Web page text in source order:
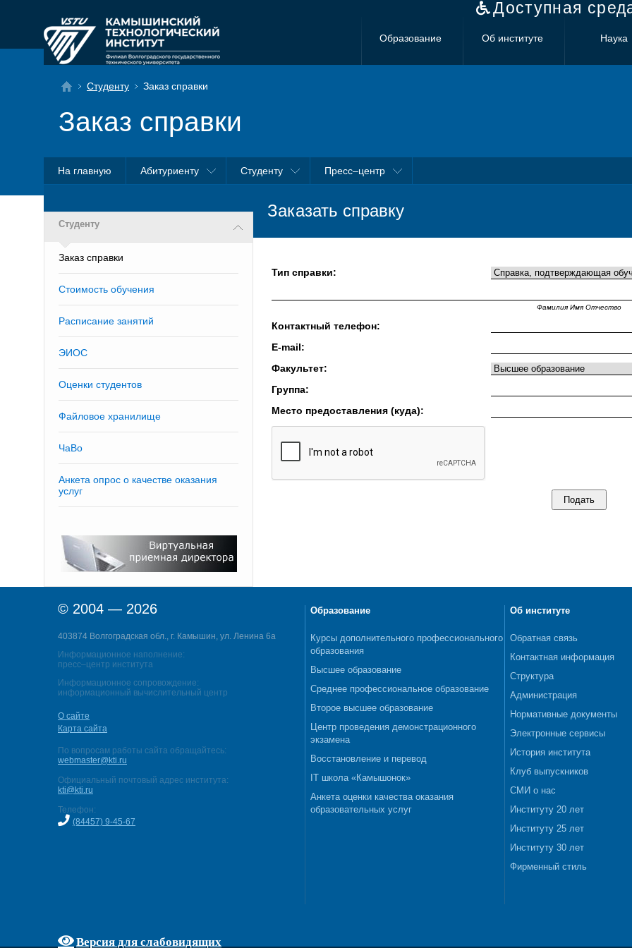
Доступная
Образование Об институте Наука
Студенту Заказ справки
Заказ справки
На главную Абитуриенту Студенту Пресс–центр
Студенту
Заказ справки
Стоимость обучения
Расписание занятий
ЭИОС
Оценки студентов
Файловое хранилище
ЧаВо
Анкета опрос о качестве оказания
услуг
Заказать справку
Тип справки:
Фамилия Имя Отчество
Контактный телефон:
E-mail:
Факультет:
Группа:
Место предоставления (куда):
© 2004 — 2026
403874 Волгоградская обл., г. Камышин, ул. Ленина 6а
Информационное наполнение:
пресс–центр института
Информационное сопровождение:
информационный вычислительный центр
О сайте
Карта сайта
По вопросам работы сайта обращайтесь:
webmaster@kti.ru
Официальный почтовый адрес института:
kti@kti.ru
Телефон:
(84457) 9-45-67
Версия для слабовидящих
Образование
Курсы дополнительного профессионального
образования
Высшее образование
Среднее профессиональное образование
Второе высшее образование
Центр проведения демонстрационного
экзамена
Восстановление и перевод
IT школа «Камышонок»
Анкета оценки качества оказания
образовательных услуг
Об институте
Обратная связь
Контактная информация
Структура
Администрация
Нормативные документы
Электронные сервисы
История института
Клуб выпускников
СМИ о нас
Институту 20 лет
Институту 25 лет
Институту 30 лет
Фирменный стиль